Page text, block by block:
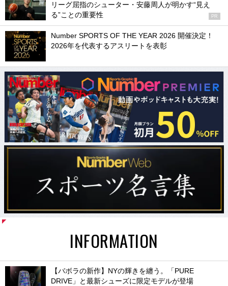
リーグ屈指のシューター・安藤周人が明かす“見え
る”ことの重要性
PR
Number SPORTS OF THE YEAR 2026 開催決定！
2026年を代表するアスリートを表彰
INFORMATION
【バボラの新作】NYの輝きを纏う。「PURE
DRIVE」と最新シューズに限定モデルが登場